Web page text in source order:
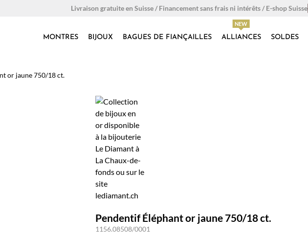
Livraison gratuite en Suisse / Financement sans frais ni intérêts / E-shop Suisse
MONTRES BIJOUX BAGUES DE FIANÇAILLES ALLIANCES SOLDES
or jaune 750/18 ct.
Pendentif Éléphant or jaune 750/18 ct.
1156.08508/0001